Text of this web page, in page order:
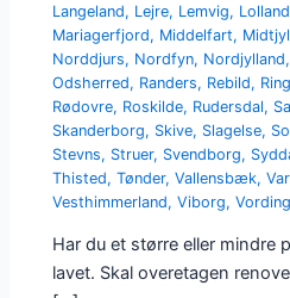
Langeland, Lejre, Lemvig, Lolland
Mariagerfjord, Middelfart,
Norddjurs, Nordfyn, Nordjylland,
Odsherred, Randers, Rebild,
Rødovre, Roskilde, Rudersdal,
Skanderborg, Skive, Slagelse,
Stevns, Struer, Svendborg,
Thisted,Tønder,Vallensbæk,
Vesthimmerland,Viborg,
Har du et større eller mindre
lavet. Skal overetagen